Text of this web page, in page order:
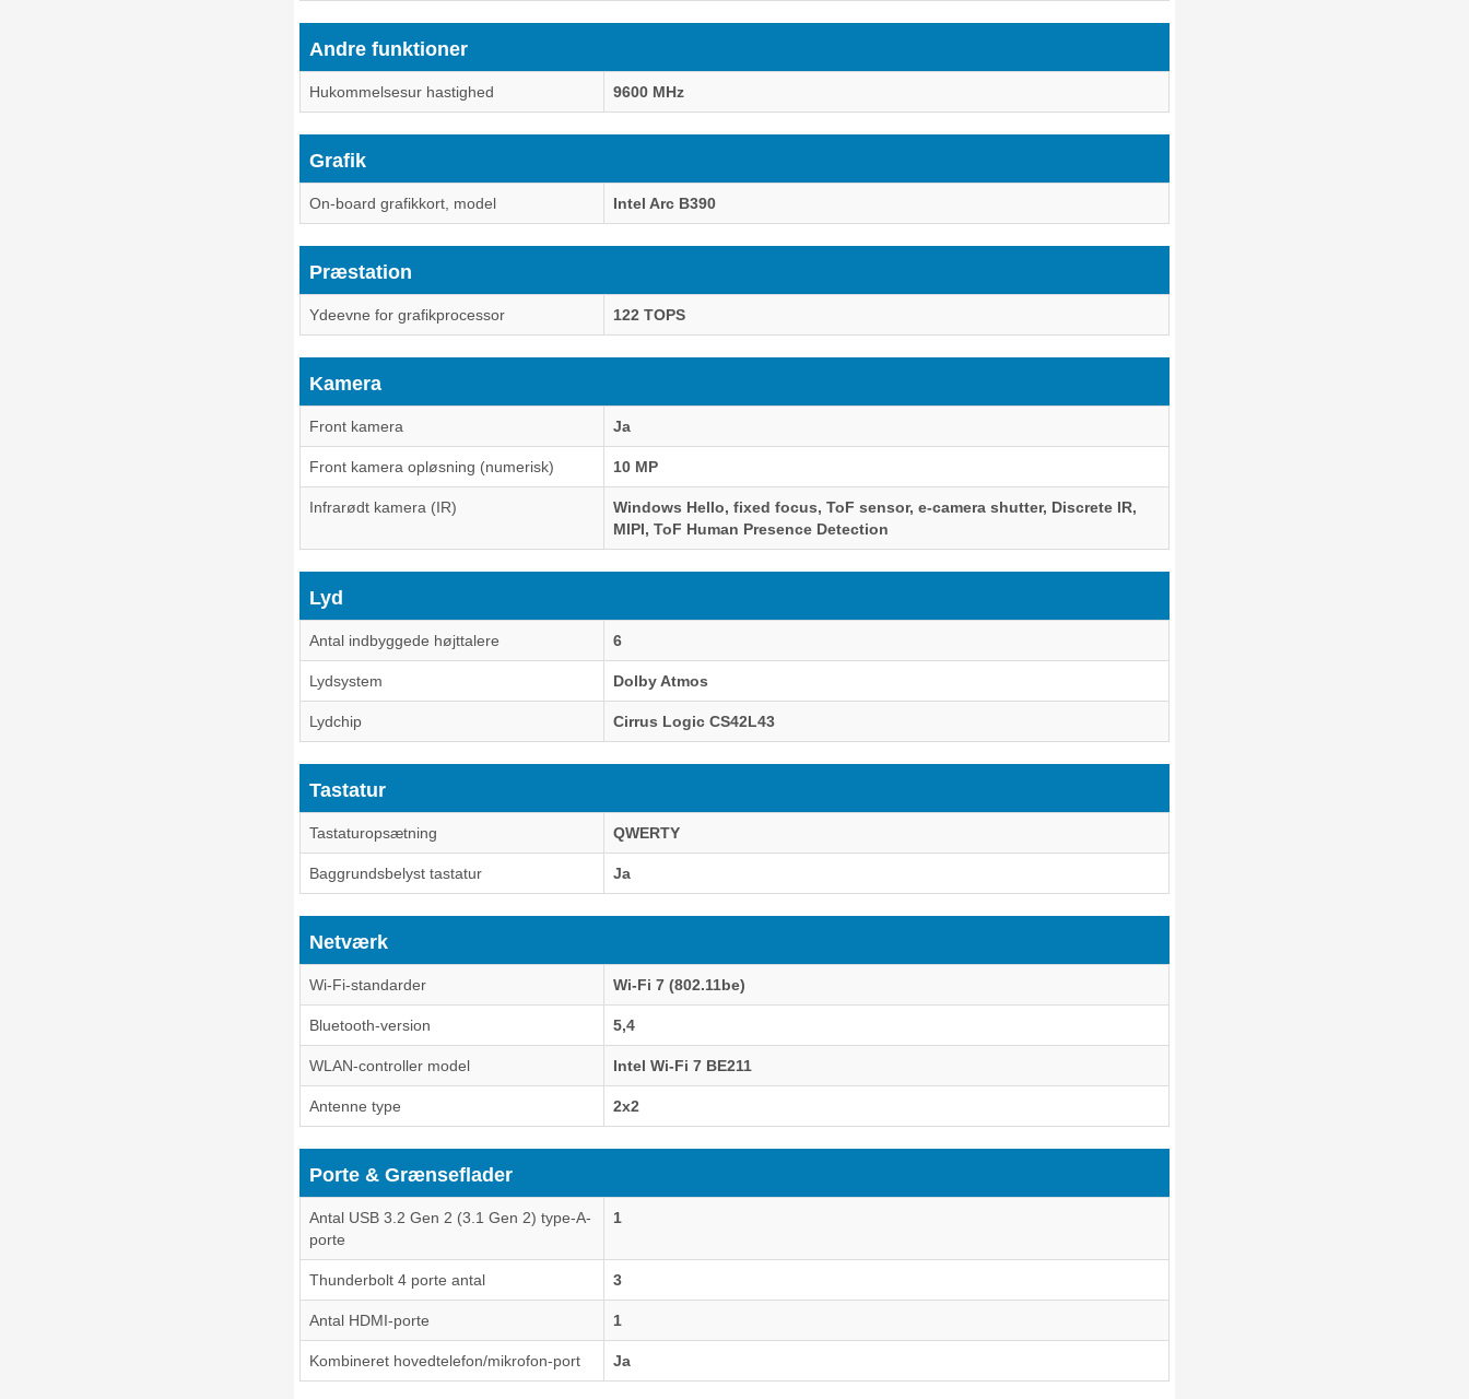
Andre funktioner
Hukommelsesur hastighed 9600 MHz
Grafik
On-board grafikkort, model Intel Arc B390
Præstation
Ydeevne for grafikprocessor 122 TOPS
Kamera
Front kamera Ja
Front kamera opløsning (numerisk) 10 MP
Infrarødt kamera (IR)
Windows Hello, fixed focus, ToF sensor, e-camera shutter, Discrete IR,
MIPI, ToF Human Presence Detection
Lyd
Antal indbyggede højttalere 6
Lydsystem Dolby Atmos
Lydchip Cirrus Logic CS42L43
Tastatur
Tastaturopsætning QWERTY
Baggrundsbelyst tastatur Ja
Netværk
Wi-Fi-standarder Wi-Fi 7 (802.11be)
Bluetooth-version 5,4
WLAN-controller model Intel Wi-Fi 7 BE211
Antenne type 2x2
Porte & Grænseflader
Antal USB 3.2 Gen 2 (3.1 Gen 2) type-A-
porte
1
Thunderbolt 4 porte antal 3
Antal HDMI-porte 1
Kombineret hovedtelefon/mikrofon-port Ja